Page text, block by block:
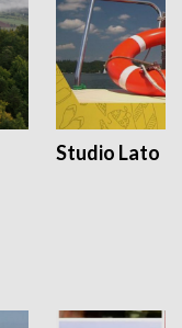
Studio Lato